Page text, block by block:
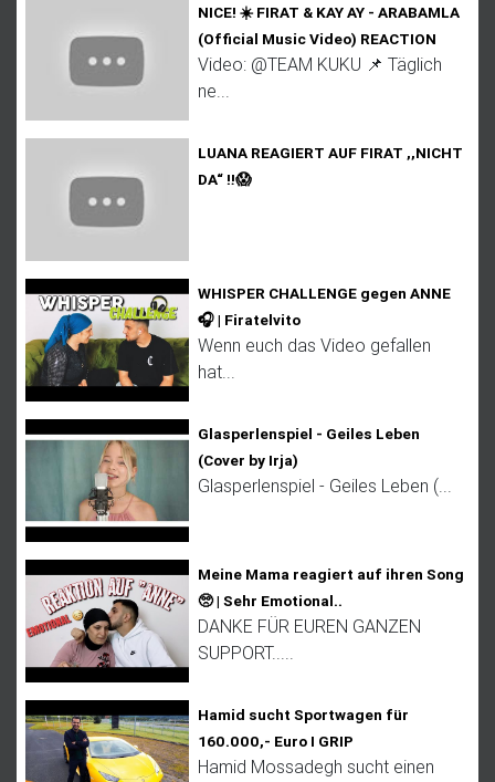
NICE! ☀️ FIRAT & KAY AY - ARABAMLA
(Official Music Video) REACTION
Video: @TEAM KUKU 📌 Täglich
ne...
LUANA REAGIERT AUF FIRAT ,,NICHT
DA“ ‼️😱
WHISPER CHALLENGE gegen ANNE
🎧 | Firatelvito
Wenn euch das Video gefallen
hat...
Glasperlenspiel - Geiles Leben
(Cover by Irja)
Glasperlenspiel - Geiles Leben (...
Meine Mama reagiert auf ihren Song
🥺 | Sehr Emotional..
DANKE FÜR EUREN GANZEN
SUPPORT.....
Hamid sucht Sportwagen für
160.000,- Euro I GRIP
Hamid Mossadegh sucht einen